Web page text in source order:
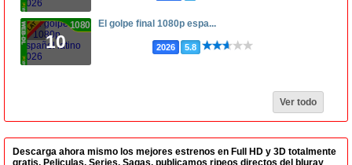
10
1080p El golpe final 1080p espa...
2026 5.8
Ver todo
Descarga ahora mismo los mejores estrenos en Full HD y 3D totalmente